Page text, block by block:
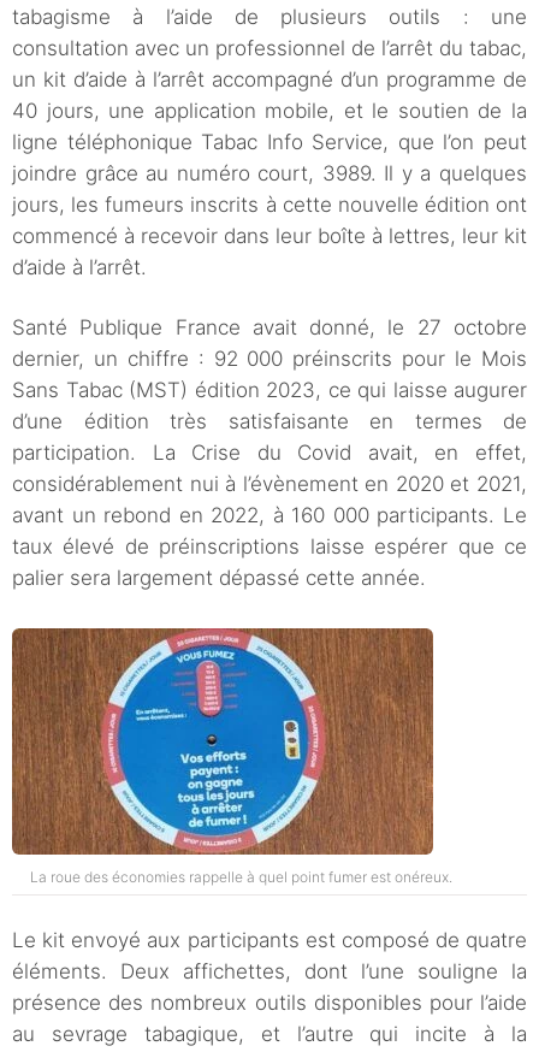
tabagisme à l’aide de plusieurs outils : une
consultation avec un professionnel de l’arrêt du tabac,
un kit d’aide à l’arrêt accompagné d’un programme de
40 jours, une application mobile, et le soutien de la
ligne téléphonique Tabac Info Service, que l’on peut
joindre grâce au numéro court, 3989. Il y a quelques
jours, les fumeurs inscrits à cette nouvelle édition ont
commencé à recevoir dans leur boîte à lettres, leur kit
d’aide à l’arrêt.
Santé Publique France avait donné, le 27 octobre
dernier, un chiffre : 92 000 préinscrits pour le Mois
Sans Tabac (MST) édition 2023, ce qui laisse augurer
d’une édition très satisfaisante en termes de
participation. La Crise du Covid avait, en effet,
considérablement nui à l’évènement en 2020 et 2021,
avant un rebond en 2022, à 160 000 participants. Le
taux élevé de préinscriptions laisse espérer que ce
palier sera largement dépassé cette année.
La roue des économies rappelle à quel point fumer est onéreux.
Le kit envoyé aux participants est composé de quatre
éléments. Deux affichettes, dont l’une souligne la
présence des nombreux outils disponibles pour l’aide
au sevrage tabagique, et l’autre qui incite à la